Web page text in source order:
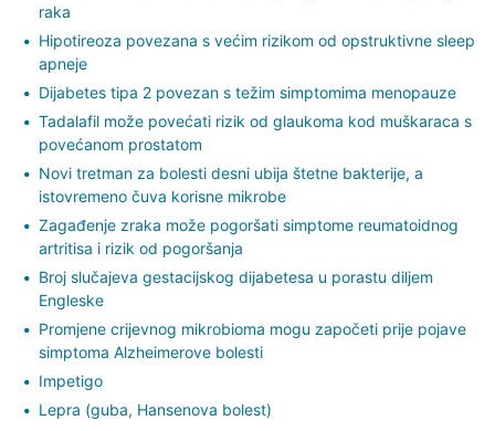
raka
Hipotireoza povezana s većim rizikom od opstruktivne sleep
apneje
Dijabetes tipa 2 povezan s težim simptomima menopauze
Tadalafil može povećati rizik od glaukoma kod muškaraca s
povećanom prostatom
Novi tretman za bolesti desni ubija štetne bakterije, a
istovremeno čuva korisne mikrobe
Zagađenje zraka može pogoršati simptome reumatoidnog
artritisa i rizik od pogoršanja
Broj slučajeva gestacijskog dijabetesa u porastu diljem
Engleske
Promjene crijevnog mikrobioma mogu započeti prije pojave
simptoma Alzheimerove bolesti
Impetigo
Lepra (guba, Hansenova bolest)